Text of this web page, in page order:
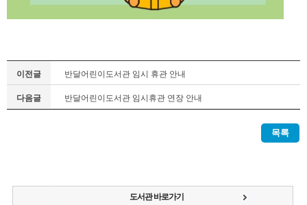
이전글 반달어린이도서관 임시 휴관 안내
다음글 반달어린이도서관 임시휴관 연장 안내
목록
도서관 바로가기